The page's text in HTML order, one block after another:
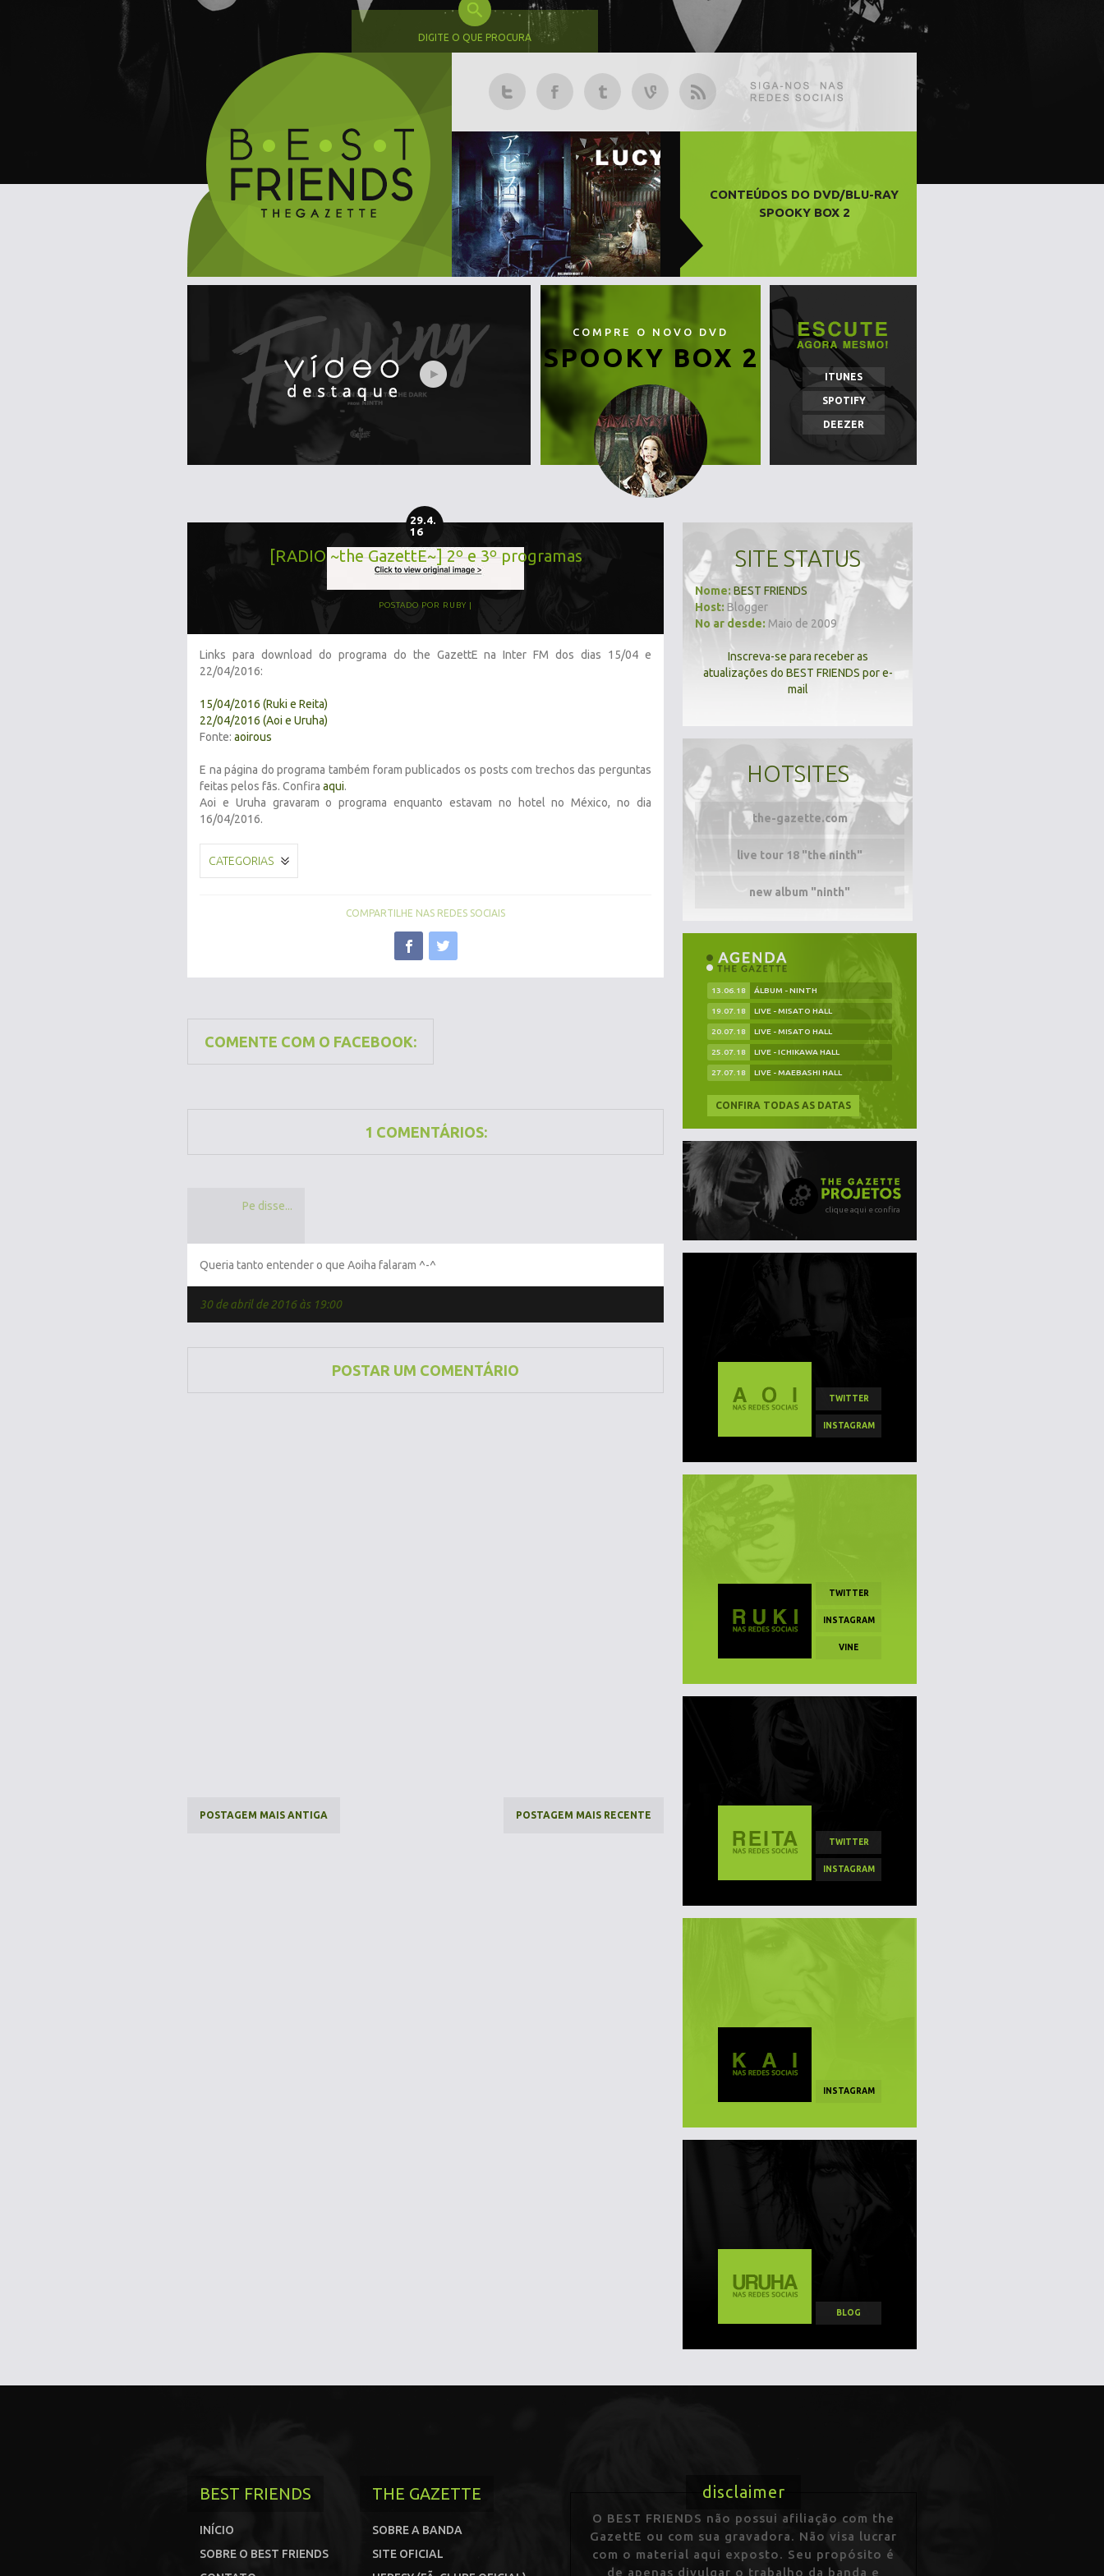
DIGITE O QUE PROCURA
CONTEÚDOS DO DVD/BLU-RAY
SPOOKY BOX 2
COMPRE O NOVO DVD
SPOOKY BOX 2
ITUNES
SPOTIFY
DEEZER
29.4.
16
[RADIO ~the GazettE~] 2º e 3º programas
POSTADO POR RUBY
Links para download do programa do the GazettE na Inter FM dos dias 15/04 e
22/04/2016:
15/04/2016 (Ruki e Reita)
22/04/2016 (Aoi e Uruha)
Fonte: aoirous
E na página do programa também foram publicados os posts com trechos das perguntas
feitas pelos fãs. Confira aqui.
Aoi e Uruha gravaram o programa enquanto estavam no hotel no México, no dia
16/04/2016.
CATEGORIAS
COMPARTILHE NAS REDES SOCIAIS
COMENTE COM O FACEBOOK:
1 COMENTÁRIOS:
Pe disse...
Queria tanto entender o que Aoiha falaram ^-^
30 de abril de 2016 às 19:00
POSTAR UM COMENTÁRIO
POSTAGEM MAIS RECENTE
POSTAGEM MAIS ANTIGA
SITE STATUS
Nome: BEST FRIENDS
Host: Blogger
No ar desde: Maio de 2009
Inscreva-se para receber as
atualizações do BEST FRIENDS por e-
mail
HOTSITES
the-gazette.com
live tour 18 "the ninth"
new album "ninth"
13.06.18 ÁLBUM - NINTH
19.07.18 LIVE - MISATO HALL
20.07.18 LIVE - MISATO HALL
25.07.18 LIVE - ICHIKAWA HALL
27.07.18 LIVE - MAEBASHI HALL
CONFIRA TODAS AS DATAS
clique aqui e confira
TWITTER
INSTAGRAM
TWITTER
INSTAGRAM
VINE
TWITTER
INSTAGRAM
INSTAGRAM
BLOG
BEST FRIENDS
INÍCIO
SOBRE O BEST FRIENDS
THE GAZETTE
SOBRE A BANDA
SITE OFICIAL
disclaimer
O BEST FRIENDS não possui afiliação com the
GazettE ou com sua gravadora. Não visa lucrar
com o material aqui exposto. Seu propósito é
de apenas divulgar o trabalho da banda e